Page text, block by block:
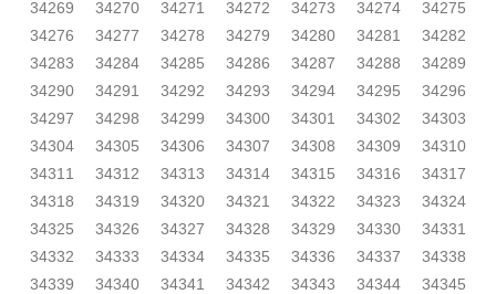
34269
34270 34271 34272 34273 34274
34275
34276
34277 34278 34279 34280 34281
34282
34283
34284 34285 34286 34287 34288
34289
34290
34291 34292 34293 34294 34295
34296
34297
34298 34299 34300 34301 34302
34303
34304
34305 34306 34307 34308 34309
34310
34311
34312 34313 34314 34315 34316
34317
34318
34319 34320 34321 34322 34323
34324
34325
34326 34327 34328 34329 34330
34331
34332
34333 34334 34335 34336 34337
34338
34339
34340 34341 34342 34343 34344
34345